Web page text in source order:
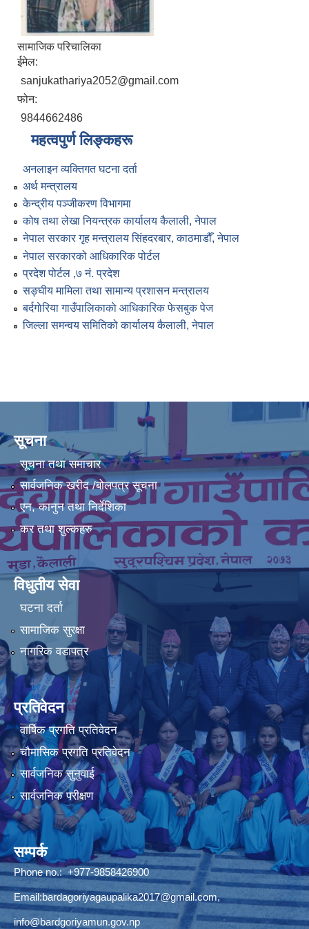
सामाजिक परिचालिका
ईमेल:
sanjukathariya2052@gmail.com
फोन:
9844662486
महत्वपुर्ण लिङ्कहरू
अनलाइन व्यक्तिगत घटना दर्ता
अर्थ मन्त्रालय
केन्द्रीय पञ्जीकरण विभागमा
कोष तथा लेखा नियन्त्रक कार्यालय कैलाली, नेपाल
नेपाल सरकार गृह मन्त्रालय सिंहदरबार, काठमाडौँ, नेपाल
नेपाल सरकारको आधिकारिक पोर्टल
प्रदेश पोर्टल ,७ नं. प्रदेश
सङ्घीय मामिला तथा सामान्य प्रशासन मन्त्रालय
बर्दगाेरिया गाउँपालिकाकाे आधिकारिक फेसबुक पेज
जिल्ला समन्वय समितिको कार्यालय कैलाली, नेपाल
सूचना
सूचना तथा समाचार
सार्वजनिक खरीद /बोलपत्र सूचना
एन, कानुन तथा निर्देशिका
कर तथा शुल्कहरु
विधुतीय सेवा
घटना दर्ता
सामाजिक सुरक्षा
नागरिक वडापत्र
प्रतिवेदन
वार्षिक प्रगति प्रतिवेदन
चौमासिक प्रगति प्रतिवेदन
सार्वजनिक सुनुवाई
सार्वजनिक परीक्षण
सम्पर्क
Phone no.: +977-9858426900
Email:bardagoriyagaupalika2017@gmail.com,
info@bardgoriyamun.gov.np